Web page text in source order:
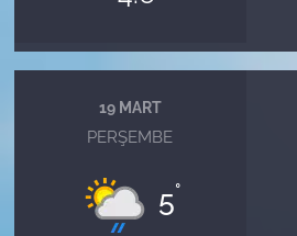
19 MART
PERŞEMBE
5°